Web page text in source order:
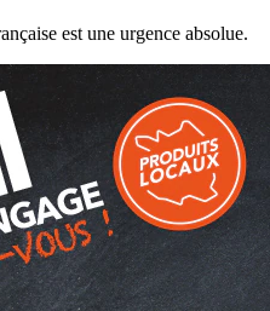
est une urgence absolue.